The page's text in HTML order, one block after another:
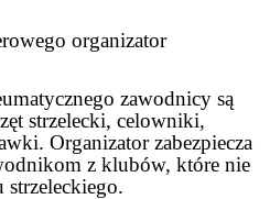
organizator
zawodnicy są
strzelecki, celowniki,
Organizator zabezpiecza
z klubów, które nie
strzeleckiego.